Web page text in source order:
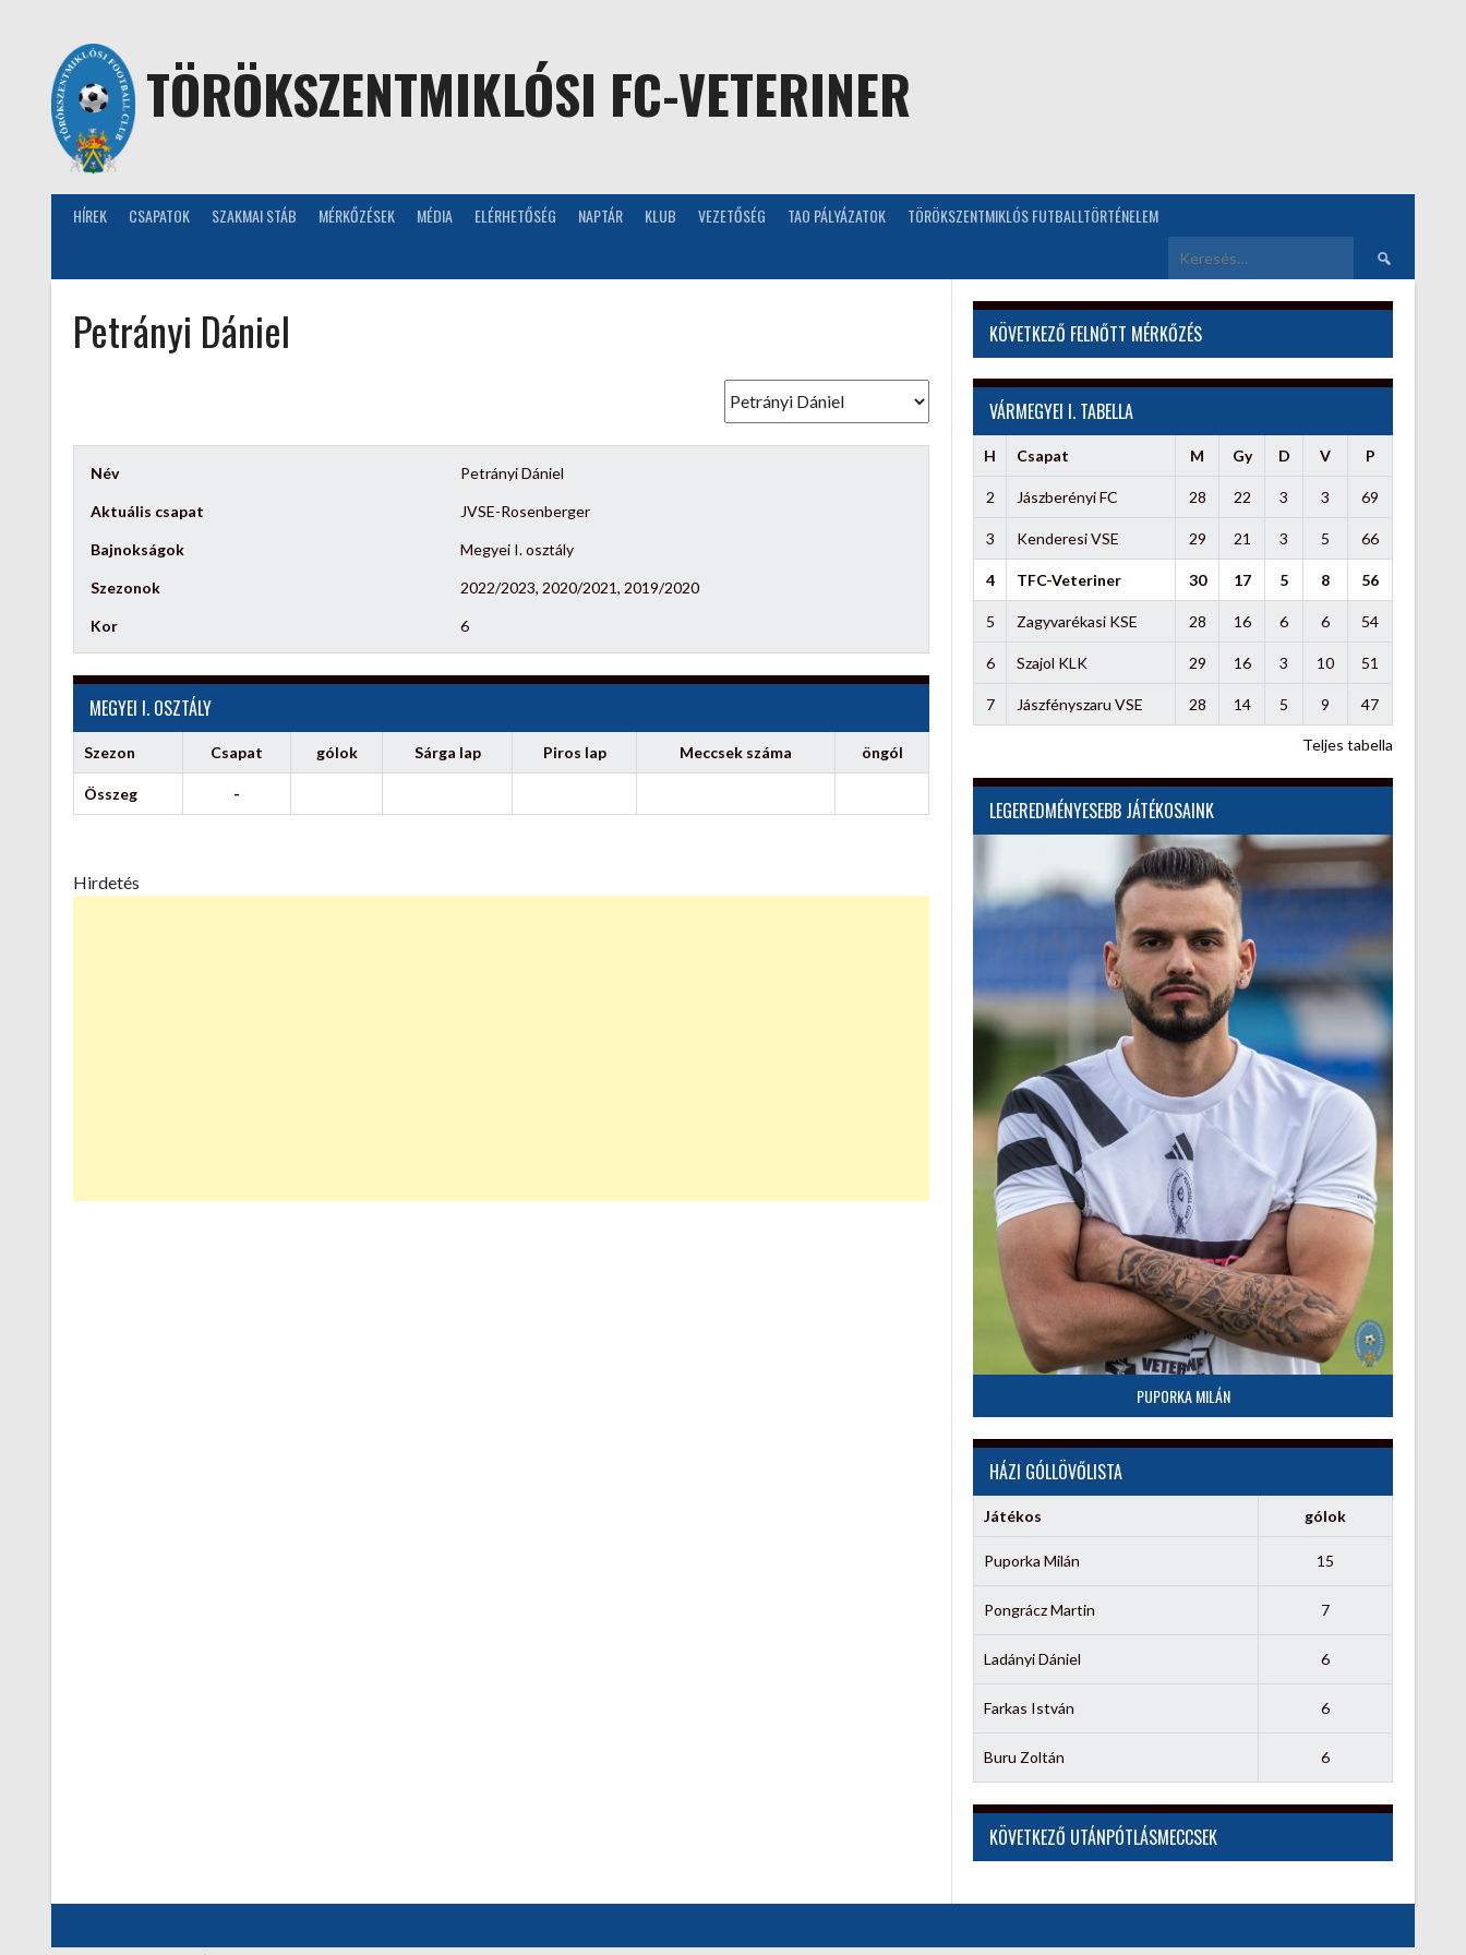
TÖRÖKSZENTMIKLÓSI FC-VETERINER
HÍREK CSAPATOK SZAKMAI STÁB MÉRKŐZÉSEK MÉDIA ELÉRHETŐSÉG NAPTÁR KLUB VEZETŐSÉG TAO PÁLYÁZATOK TÖRÖKSZENTMIKLÓS FUTBALLTÖRTÉNELEM
Keresés:
Petrányi Dániel
Név Petrányi Dániel
Aktuális csapat JVSE-Rosenberger
Bajnokságok Megyei I. osztály
Szezonok 2022/2023, 2020/2021, 2019/2020
Kor 6
MEGYEI I. OSZTÁLY
Szezon Csapat gólok Sárga lap Piros lap Meccsek száma öngól
Összeg -
Hirdetés
KÖVETKEZŐ FELNŐTT MÉRKŐZÉS
VÁRMEGYEI I. TABELLA
H Csapat M Gy D V P
2 Jászberényi FC 28 22 3 3 69
3 Kenderesi VSE 29 21 3 5 66
4 TFC-Veteriner 30 17 5 8 56
5 Zagyvarékasi KSE 28 16 6 6 54
6 Szajol KLK 29 16 3 10 51
7 Jászfényszaru VSE 28 14 5 9 47
Teljes tabella
LEGEREDMÉNYESEBB JÁTÉKOSAINK
PUPORKA MILÁN
HÁZI GÓLLÖVŐLISTA
Játékos gólok
Puporka Milán 15
Pongrácz Martin 7
Ladányi Dániel 6
Farkas István 6
Buru Zoltán 6
KÖVETKEZŐ UTÁNPÓTLÁSMECCSEK